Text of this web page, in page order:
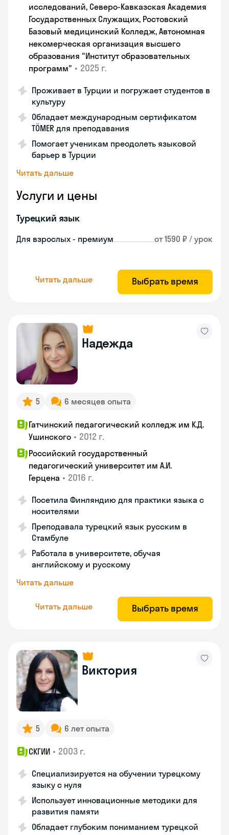
исследований, Северо-Кавказская Академия
Государственных Служащих, Ростовский
Базовый медицинский Колледж, Автономная
некомерческая организация высшего
образования "Институт образовательных
программ" • 2025 г.
Проживает в Турции и погружает студентов в
культуру
Обладает международным сертификатом
TÖMER для преподавания
Помогает ученикам преодолеть языковой
барьер в Турции
Читать дальше
Услуги и цены
Турецкий язык
Для взрослых - премиум от 1590 ₽ / урок
Читать дальше Выбрать время
Надежда
5 6 месяцев опыта
Гатчинский педагогический колледж им К.Д.
Ушинского • 2012 г.
Российский государственный
педагогический университет им А.И.
Герцена • 2016 г.
Посетила Финляндию для практики языка с
носителями
Преподавала турецкий язык русским в
Стамбуле
Работала в университете, обучая
английскому и русскому
Читать дальше
Читать дальше Выбрать время
Виктория
5 6 лет опыта
СКГИИ • 2003 г.
Специализируется на обучении турецкому
языку с нуля
Использует инновационные методики для
развития памяти
Обладает глубоким пониманием турецкой